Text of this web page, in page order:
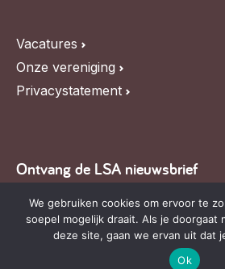
Vacatures
Onze vereniging
Privacystatement
Ontvang de LSA nieuwsbrief
Blijf op de hoogte van LSA
relevante ontwikkelingen,schrijf
nieuwsbrief.
We gebruiken cookies om ervoor te
soepel mogelijk draait. Als je doorgaat
deze site, gaan we ervan uit dat
Ok